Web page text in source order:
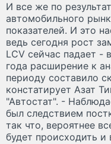
И все же по
автомобильного
показателей. И это
ведь сегодня рост
LCV сейчас падает -
года расширение к
периоду составило
констатирует Азат
"Автостат". -
был следствием
так что, вероятнее
будет происходить